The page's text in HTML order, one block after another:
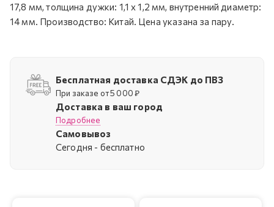
17,8 мм, толщина дужки: 1,1 х 1,2 мм, внутренний диаметр:
14 мм. Производство: Китай. Цена указана за пару.
Бесплатная доставка СДЭК до ПВЗ
При заказе от 5 000 ₽
Доставка в ваш город
Подробнее
Самовывоз
Cегодня - бесплатно